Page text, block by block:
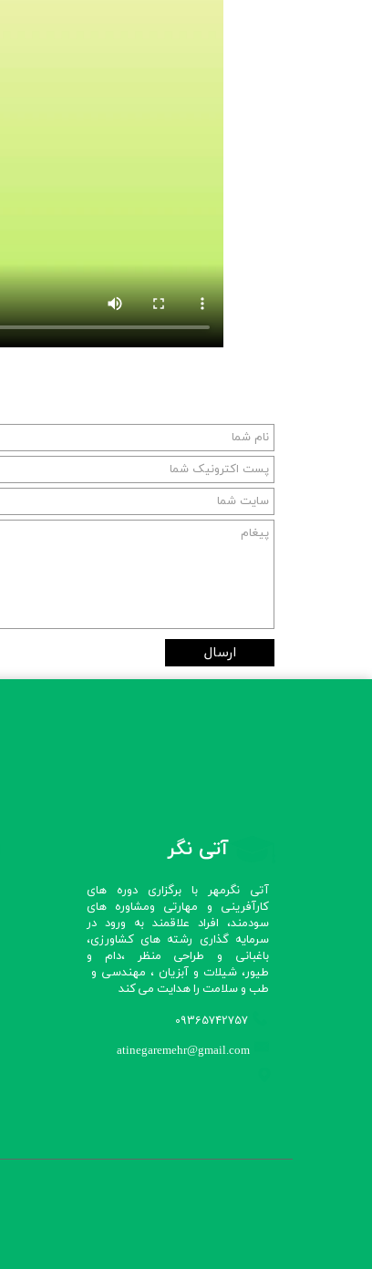
ارسال
آتی نگر
آتی نگرمهر با برگزاری دوره های
کارآفرینی و مهارتی ومشاوره های
سودمند، افراد علاقمند به ورود در
سرمایه گذاری رشته های کشاورزی،
باغبانی و طراحی منظر ،دام و
طیور، شیلات و آبزیان ، مهندسی و
طب و سلامت را هدایت می کند​​​​​​​
09365742757
atinegaremehr@gmail.com